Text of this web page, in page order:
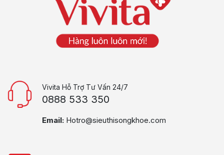
Vivita Hỗ Trợ Tư Vấn 24/7
0888 533 350
Email: Hotro@sieuthisongkhoe.com